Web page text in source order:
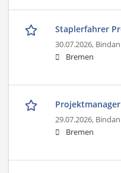
Staplerfahrer
30.07.2026,
Bremen
29.07.2026,
Bremen